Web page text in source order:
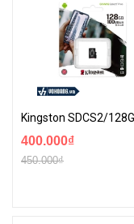
400.000₫
450.000₫